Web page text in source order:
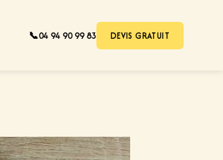
📞04 94 90 99 83 DEVIS GRATUIT